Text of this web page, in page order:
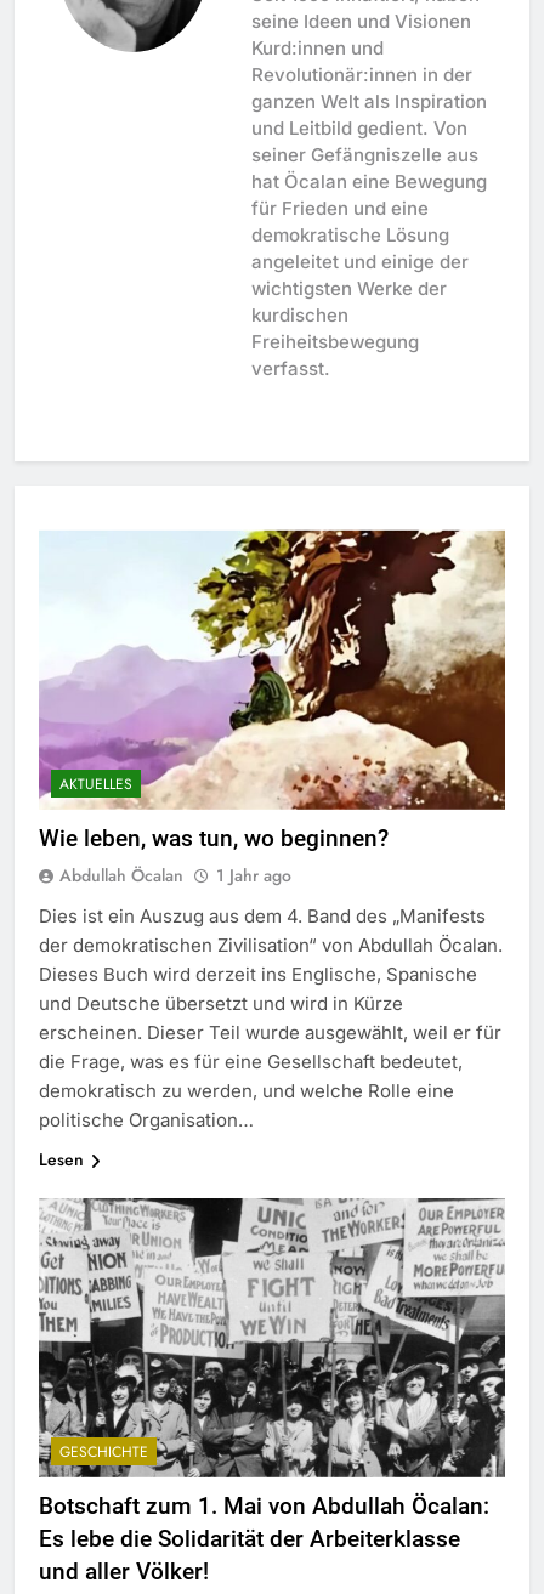
seine Ideen und Visionen
Kurd:innen und
Revolutionär:innen in der
ganzen Welt als Inspiration
und Leitbild gedient. Von
seiner Gefängniszelle aus
hat Öcalan eine Bewegung
für Frieden und eine
demokratische Lösung
angeleitet und einige der
wichtigsten Werke der
kurdischen
Freiheitsbewegung
verfasst.
AKTUELLES
Wie leben, was tun, wo beginnen?
Abdullah Öcalan 1 Jahr ago
Dies ist ein Auszug aus dem 4. Band des „Manifests
der demokratischen Zivilisation“ von Abdullah Öcalan.
Dieses Buch wird derzeit ins Englische, Spanische
und Deutsche übersetzt und wird in Kürze
erscheinen. Dieser Teil wurde ausgewählt, weil er für
die Frage, was es für eine Gesellschaft bedeutet,
demokratisch zu werden, und welche Rolle eine
politische Organisation…
Lesen
GESCHICHTE
Botschaft zum 1. Mai von Abdullah Öcalan:
Es lebe die Solidarität der Arbeiterklasse
und aller Völker!